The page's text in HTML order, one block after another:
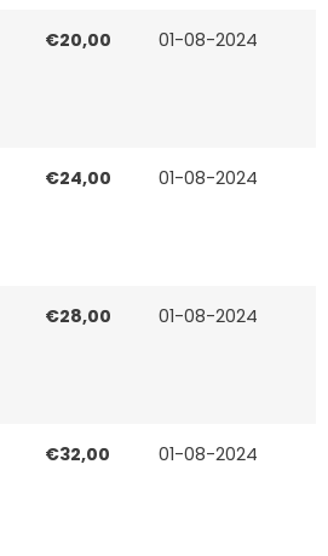
€20,00 01-08-2024
€24,00 01-08-2024
€28,00 01-08-2024
€32,00 01-08-2024